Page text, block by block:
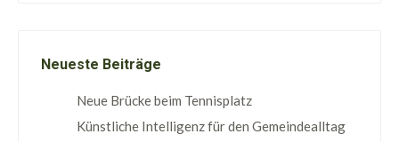
Neueste Beiträge
Neue Brücke beim Tennisplatz
Künstliche Intelligenz für den Gemeindealltag